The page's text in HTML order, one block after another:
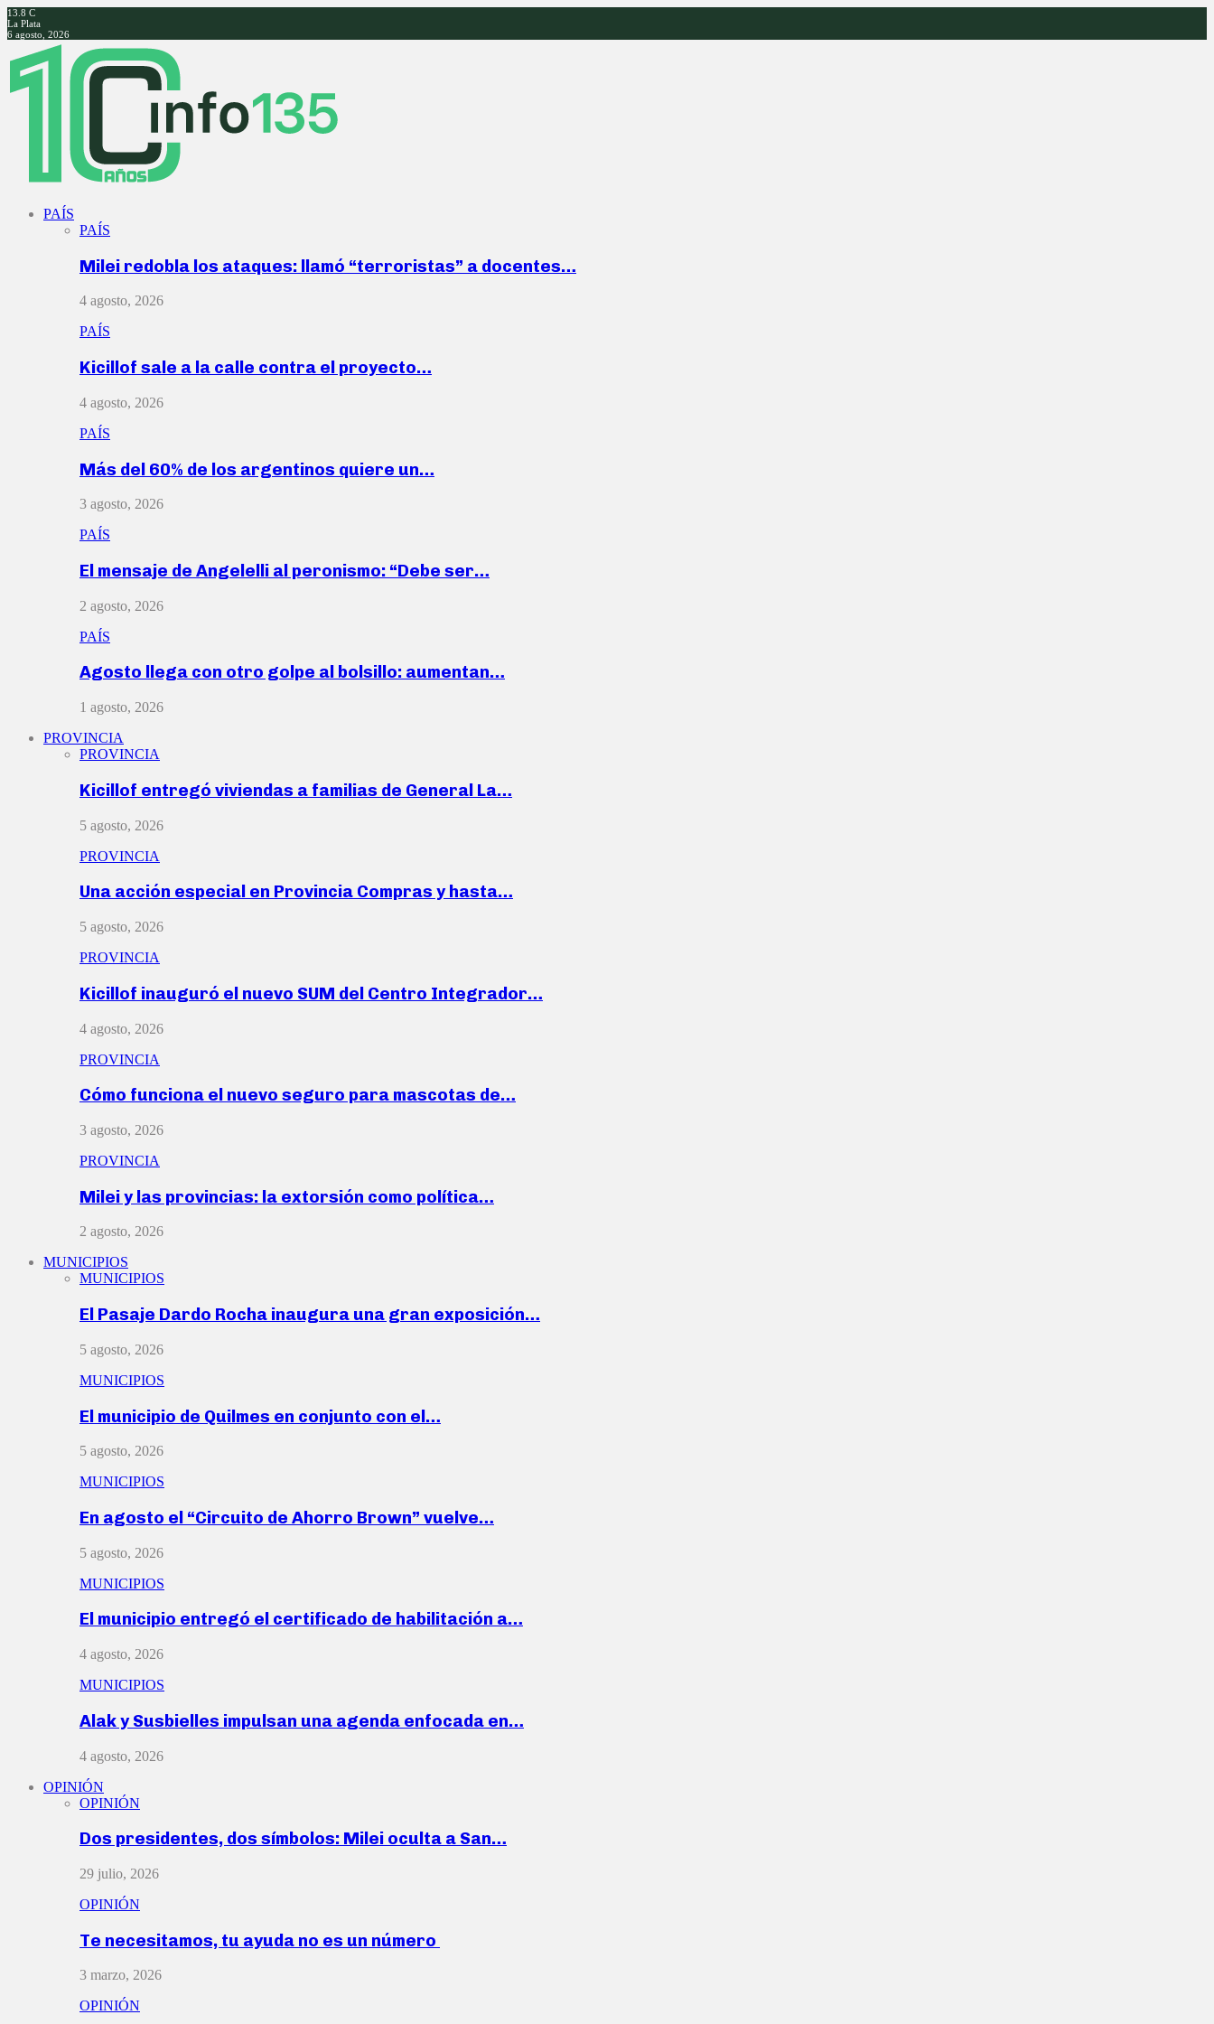
13.8 C
La Plata
6 agosto, 2026
Facebook
Twitter
Instagram
Youtube
PAÍS
PAÍS
Milei redobla los ataques: llamó “terroristas” a docentes…
4 agosto, 2026
PAÍS
Kicillof sale a la calle contra el proyecto…
4 agosto, 2026
PAÍS
Más del 60% de los argentinos quiere un…
3 agosto, 2026
PAÍS
El mensaje de Angelelli al peronismo: “Debe ser…
2 agosto, 2026
PAÍS
Agosto llega con otro golpe al bolsillo: aumentan…
1 agosto, 2026
PROVINCIA
PROVINCIA
Kicillof entregó viviendas a familias de General La…
5 agosto, 2026
PROVINCIA
Una acción especial en Provincia Compras y hasta…
5 agosto, 2026
PROVINCIA
Kicillof inauguró el nuevo SUM del Centro Integrador…
4 agosto, 2026
PROVINCIA
Cómo funciona el nuevo seguro para mascotas de…
3 agosto, 2026
PROVINCIA
Milei y las provincias: la extorsión como política…
2 agosto, 2026
MUNICIPIOS
MUNICIPIOS
El Pasaje Dardo Rocha inaugura una gran exposición…
5 agosto, 2026
MUNICIPIOS
El municipio de Quilmes en conjunto con el…
5 agosto, 2026
MUNICIPIOS
En agosto el “Circuito de Ahorro Brown” vuelve…
5 agosto, 2026
MUNICIPIOS
El municipio entregó el certificado de habilitación a…
4 agosto, 2026
MUNICIPIOS
Alak y Susbielles impulsan una agenda enfocada en…
4 agosto, 2026
OPINIÓN
OPINIÓN
Dos presidentes, dos símbolos: Milei oculta a San…
29 julio, 2026
OPINIÓN
Te necesitamos, tu ayuda no es un número
3 marzo, 2026
OPINIÓN